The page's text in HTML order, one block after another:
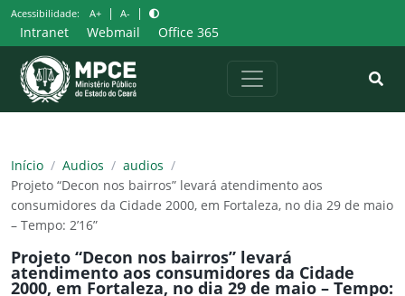
Pular
para
o
conteúdo
Acessibilidade: A+ | A- |
Intranet Webmail Office 365
Início / Audios / audios /
Projeto “Decon nos bairros” levará atendimento aos
consumidores da Cidade 2000, em Fortaleza, no dia 29 de maio
– Tempo: 2’16”
Projeto “Decon nos bairros” levará
atendimento aos consumidores da Cidade
2000, em Fortaleza, no dia 29 de maio – Tempo: